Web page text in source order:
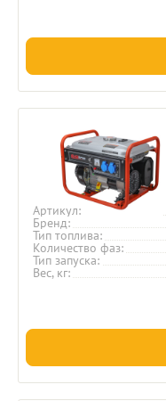
Артикул
Бренд
Тип топлива
Количество фаз
Тип запуска
Вес, кг